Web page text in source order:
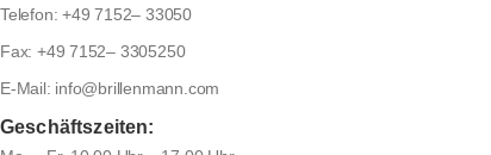
Telefon:+49 7152– 33050
Fax: +49 7152– 3305250
E-Mail: info@brillenmann.com
Geschäftszeiten: